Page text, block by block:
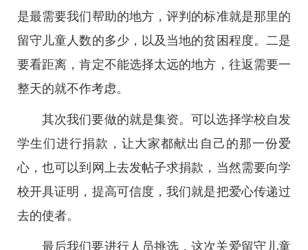
是最需要我们帮助的地方，评判的标准就是那里的
留守儿童人数的多少，以及当地的贫困程度。二是
要看距离，肯定不能选择太远的地方，往返需要一
整天的就不作考虑。
其次我们要做的就是集资。可以选择学校自发
学生们进行捐款，让大家都献出自己的那一份爱
心，也可以到网上去发帖子求捐款，当然需要向学
校开具证明，提高可信度，我们就是把爱心传递过
去的使者。
最后我们要进行人员挑选，这次关爱留守儿童